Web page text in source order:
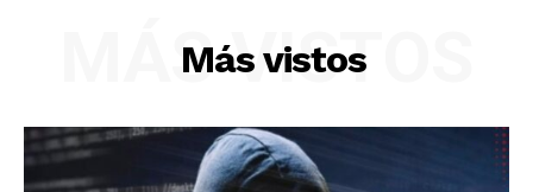
Más vistos
MÁS VISTOS